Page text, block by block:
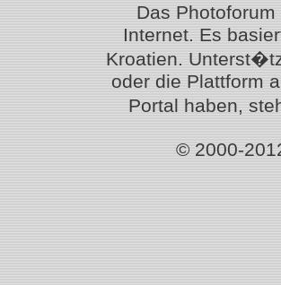
Das
Internet. Es
Kroatien.
oder die Plattform
Portal haben,
© 2000-